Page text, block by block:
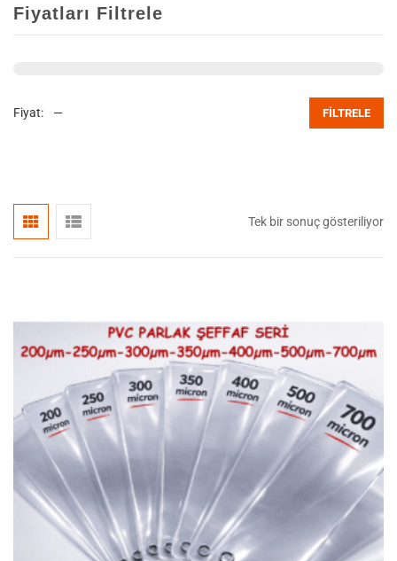
Fiyatları Filtrele
FILTRELE
Fiyat: —
Tek bir sonuç gösteriliyor